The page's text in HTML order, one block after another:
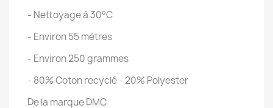
- Nettoyage à 30°C
- Environ 55 mètres
- Environ 250 grammes
- 80% Coton recyclé - 20% Polyester
De la marque DMC